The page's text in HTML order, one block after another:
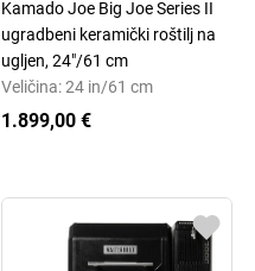
Kamado Joe Big Joe Series II
ugradbeni keramički roštilj na
ugljen, 24"/61 cm
Veličina: 24 in/61 cm
1.899,00 €